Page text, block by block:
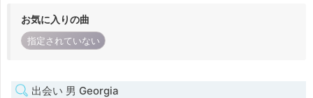
お気に入りの曲
指定されていない
出会い 男 Georgia